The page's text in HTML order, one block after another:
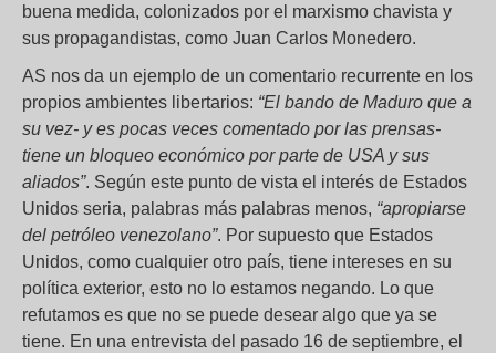
buena medida, colonizados por el marxismo chavista y
sus propagandistas, como Juan Carlos Monedero.
AS nos da un ejemplo de un comentario recurrente en los
propios ambientes libertarios: “El bando de Maduro que a
su vez- y es pocas veces comentado por las prensas-
tiene un bloqueo económico por parte de USA y sus
aliados”. Según este punto de vista el interés de Estados
Unidos seria, palabras más palabras menos, “apropiarse
del petróleo venezolano”. Por supuesto que Estados
Unidos, como cualquier otro país, tiene intereses en su
política exterior, esto no lo estamos negando. Lo que
refutamos es que no se puede desear algo que ya se
tiene. En una entrevista del pasado 16 de septiembre, el